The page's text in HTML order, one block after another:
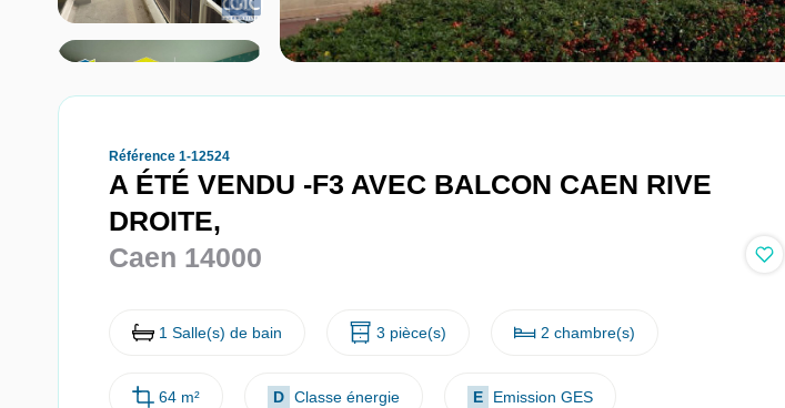
Référence 1-12524
A ÉTÉ VENDU -F3 AVEC BALCON CAEN RIVE
DROITE,
Caen 14000
1 Salle(s) de bain 3 pièce(s) 2 chambre(s)
64 m² D Classe énergie E Emission GES